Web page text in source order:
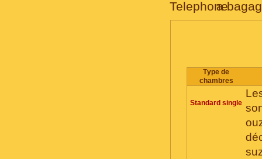
Тype de
chambres
Standard single